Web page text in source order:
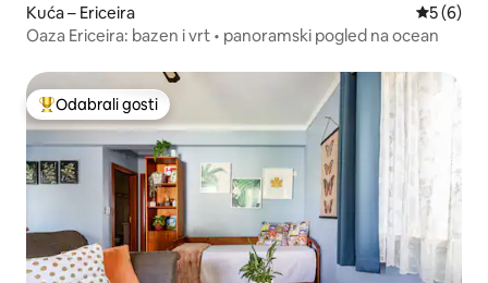
Kuća – Ericeira
5 (6)
Oaza Ericeira: bazen i vrt • panoramski pogled na ocean
Među najviše rangiranima s oznakom „Odabrali gosti”
Odabrali gosti